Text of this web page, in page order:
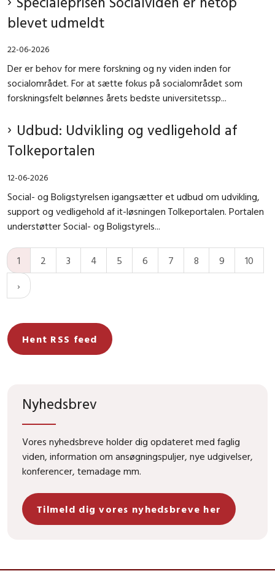
blevet udmeldt
22-06-2026
Der er behov for mere forskning og ny viden inden for
socialområdet. For at sætte fokus på socialområdet som
forskningsfelt belønnes årets bedste universitetssp...
Udbud: Udvikling og vedligehold af
Tolkeportalen
12-06-2026
Social- og Boligstyrelsen igangsætter et udbud om udvikling,
support og vedligehold af it-løsningen Tolkeportalen. Portalen
understøtter Social- og Boligstyrels...
1 2 3 4 5 6 7 8 9 10
Hent RSS feed
Nyhedsbrev
Vores nyhedsbreve holder dig opdateret med faglig
viden, information om ansøgningspuljer, nye udgivelser,
konferencer, temadage mm.
Tilmeld dig vores nyhedsbreve her